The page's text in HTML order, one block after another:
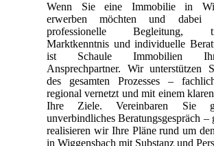
Wenn Sie eine Immobilie in
erwerben möchten und dabei
professionelle Begleitung,
Marktkenntnis und individuelle
ist Schaule Immobilien
Ansprechpartner. Wir unterstützen
des gesamten Prozesses –
regional vernetzt und mit einem
Ihre Ziele. Vereinbaren Sie
unverbindliches Beratungsgespräch –
realisieren wir Ihre Pläne rund um
in Wiggensbach mit Substanz und